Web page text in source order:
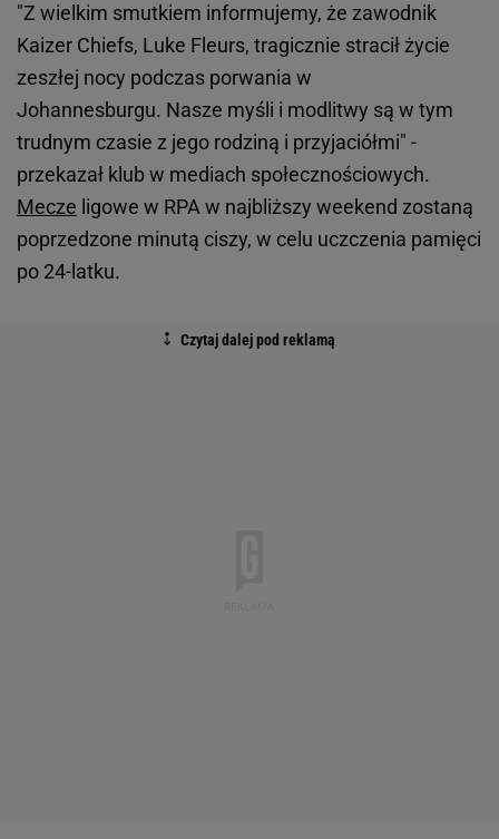
"Z wielkim smutkiem informujemy, że zawodnik
Kaizer Chiefs, Luke Fleurs, tragicznie stracił życie
zeszłej nocy podczas porwania w
Johannesburgu. Nasze myśli i modlitwy są w tym
trudnym czasie z jego rodziną i przyjaciółmi" -
przekazał klub w mediach społecznościowych.
Mecze ligowe w RPA w najbliższy weekend zostaną
poprzedzone minutą ciszy, w celu uczczenia pamięci
po 24-latku.